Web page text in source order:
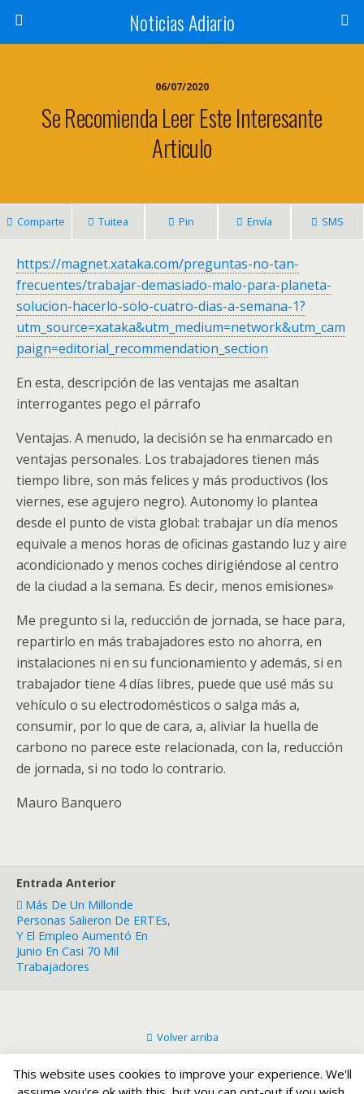
Noticias Adiario
06/07/2020
Se Recomienda Leer Este Interesante
Articulo
Comparte Tuitea Pin Envía SMS
https://magnet.xataka.com/preguntas-no-tan-
frecuentes/trabajar-demasiado-malo-para-planeta-
solucion-hacerlo-solo-cuatro-dias-a-semana-1?
utm_source=xataka&utm_medium=network&utm_cam
paign=editorial_recommendation_section
En esta, descripción de las ventajas me asaltan
interrogantes pego el párrafo
Ventajas. A menudo, la decisión se ha enmarcado en
ventajas personales. Los trabajadores tienen más
tiempo libre, son más felices y más productivos (los
viernes, ese agujero negro). Autonomy lo plantea
desde el punto de vista global: trabajar un día menos
equivale a menos horas de oficinas gastando luz y aire
acondicionado y menos coches dirigiéndose al centro
de la ciudad a la semana. Es decir, menos emisiones»
Me pregunto si la, reducción de jornada, se hace para,
repartirlo en más trabajadores esto no ahorra, en
instalaciones ni en su funcionamiento y además, si en
trabajador tiene 4 días libres, puede que usé más su
vehículo o su electrodomésticos o salga más a,
consumir, por lo que de cara, a, aliviar la huella de
carbono no parece este relacionada, con la, reducción
de jornada, si no todo lo contrario.
Mauro Banquero
Entrada Anterior
Más De Un Millonde
Personas Salieron De ERTEs,
Y El Empleo Aumentó En
Junio En Casi 70 Mil
Trabajadores
Volver arriba
Móvil Escritorio
This website uses cookies to improve your experience. We'll